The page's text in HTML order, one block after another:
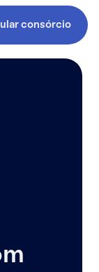
consórcio